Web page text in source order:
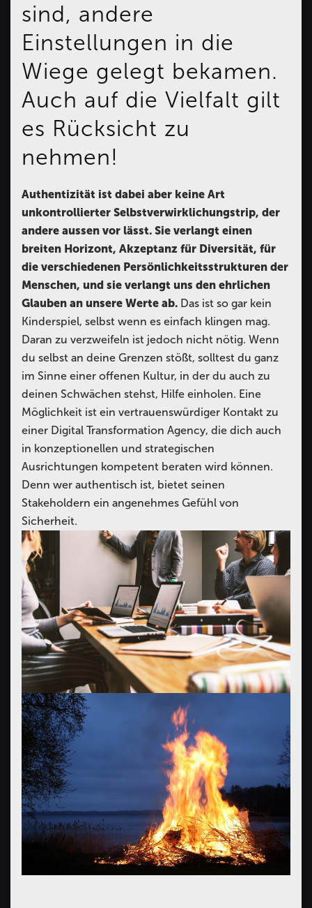
sind, andere
Einstellungen in die
Wiege gelegt bekamen.
Auch auf die Vielfalt gilt
es Rücksicht zu
nehmen!
Authentizität ist dabei aber keine Art
unkontrollierter Selbstverwirklichungstrip, der
andere aussen vor lässt. Sie verlangt einen
breiten Horizont, Akzeptanz für Diversität, für
die verschiedenen Persönlichkeitsstrukturen der
Menschen, und sie verlangt uns den ehrlichen
Glauben an unsere Werte ab. Das ist so gar kein
Kinderspiel, selbst wenn es einfach klingen mag.
Daran zu verzweifeln ist jedoch nicht nötig. Wenn
du selbst an deine Grenzen stößt, solltest du ganz
im Sinne einer offenen Kultur, in der du auch zu
deinen Schwächen stehst, Hilfe einholen. Eine
Möglichkeit ist ein vertrauenswürdiger Kontakt zu
einer Digital Transformation Agency, die dich auch
in konzeptionellen und strategischen
Ausrichtungen kompetent beraten wird können.
Denn wer authentisch ist, bietet seinen
Stakeholdern ein angenehmes Gefühl von
Sicherheit.